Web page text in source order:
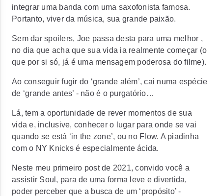
integrar uma banda com uma saxofonista famosa.
Portanto, viver da música, sua grande paixão.
Sem dar spoilers, Joe passa desta para uma melhor ,
no dia que acha que sua vida ia realmente começar (o
que por si só, já é uma mensagem poderosa do filme).
Ao conseguir fugir do ‘grande além’, cai numa espécie
de ‘grande antes’ - não é o purgatório…
Lá, tem a oportunidade de rever momentos de sua
vida e, inclusive, conhecer o lugar para onde se vai
quando se está ‘in the zone’, ou no Flow. A piadinha
com o NY Knicks é especialmente ácida.
Neste meu primeiro post de 2021, convido você a
assistir Soul, para de uma forma leve e divertida,
poder perceber que a busca de um ‘propósito’ -